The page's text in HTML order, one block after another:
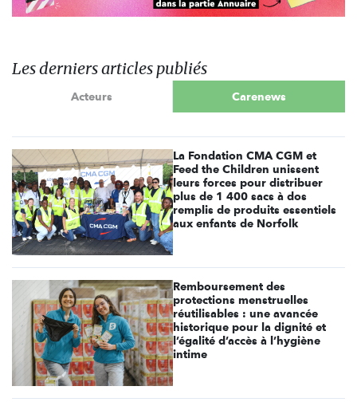
Les derniers articles publiés
Acteurs Carenews
La Fondation CMA CGM et
Feed the Children unissent
leurs forces pour distribuer
plus de 1 400 sacs à dos
remplis de produits essentiels
aux enfants de Norfolk
Remboursement des
protections menstruelles
réutilisables : une avancée
historique pour la dignité et
l’égalité d’accès à l’hygiène
intime